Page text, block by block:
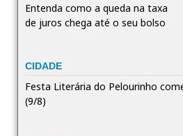
Entenda como a queda na taxa
de juros chega até o seu bolso
CIDADE
Festa Literária do Pelourinho
(9/8)